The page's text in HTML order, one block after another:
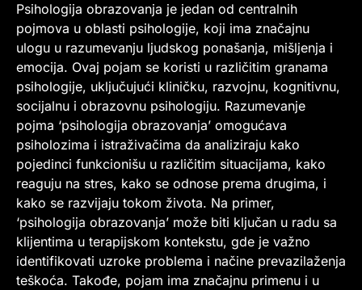
Psihologija obrazovanja je jedan od centralnih
pojmova u oblasti psihologije, koji ima značajnu
ulogu u razumevanju ljudskog ponašanja, mišljenja i
emocija. Ovaj pojam se koristi u različitim granama
psihologije, uključujući kliničku, razvojnu, kognitivnu,
socijalnu i obrazovnu psihologiju. Razumevanje
pojma ‘psihologija obrazovanja’ omogućava
psiholozima i istraživačima da analiziraju kako
pojedinci funkcionišu u različitim situacijama, kako
reaguju na stres, kako se odnose prema drugima, i
kako se razvijaju tokom života. Na primer,
‘psihologija obrazovanja’ može biti ključan u radu sa
klijentima u terapijskom kontekstu, gde je važno
identifikovati uzroke problema i načine prevazilaženja
teškoća. Takođe, pojam ima značajnu primenu i u